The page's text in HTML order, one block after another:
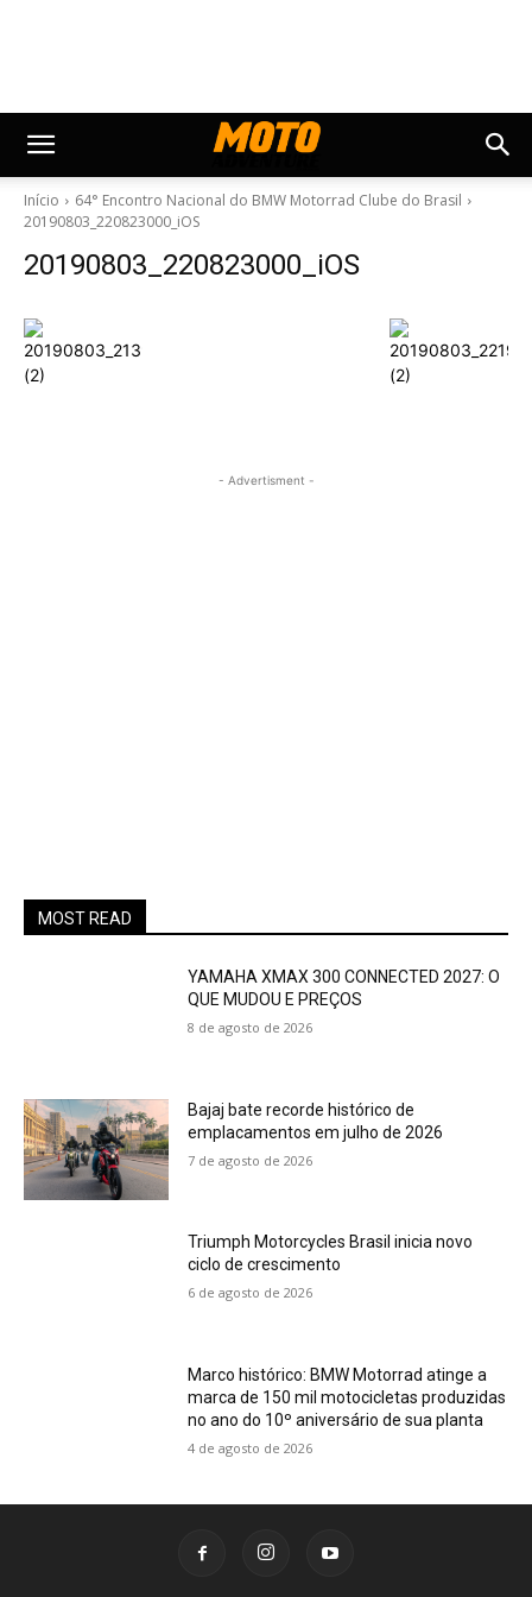
Início
64° Encontro Nacional do BMW Motorrad Clube do Brasil
20190803_220823000_iOS
20190803_220823000_iOS
- Advertisment -
MOST READ
YAMAHA XMAX 300 CONNECTED 2027: O
QUE MUDOU E PREÇOS
8 de agosto de 2026
Bajaj bate recorde histórico de
emplacamentos em julho de 2026
7 de agosto de 2026
Triumph Motorcycles Brasil inicia novo
ciclo de crescimento
6 de agosto de 2026
Marco histórico: BMW Motorrad atinge a
marca de 150 mil motocicletas produzidas
no ano do 10º aniversário de sua planta
4 de agosto de 2026